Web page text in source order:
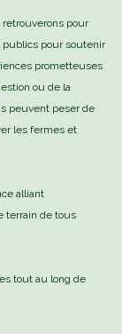
pour
publics pour soutenir
prometteuses
ou de la
peuvent peser de
les fermes et
alliant
terrain de tous
tout au long de